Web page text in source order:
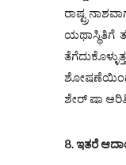
ಯಥಾಸ್ಥಿತಿಗೆ
ಶೋಷಣೆಯಿಂದ
ಶೇ‌ರ್ ಷಾ
8. ಇತರೆ